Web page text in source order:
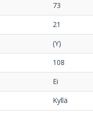
73
21
(Y)
108
Ei
Kyllä